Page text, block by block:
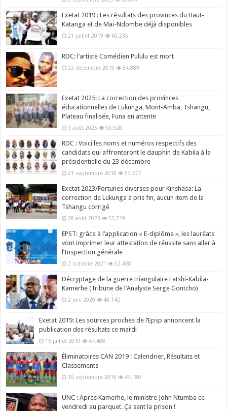
Exetat 2019 : Les résultats des provinces du Haut-
Katanga et de Mai-Ndombe déjà disponibles
21 juillet 2019 60,235
RDC: l’artiste Comédien Pululu est mort
23 décembre 2019 54,889
Exetat 2025: La correction des provinces
éducationnelles de Lukunga, Mont-Amba, Tshangu,
Plateau finalisée, Funa en attente
3 août 2025 53,928
RDC : Voici les noms et numéros respectifs des
candidats qui affronteront le dauphin de Kabila à la
présidentielle du 23 décembre
21 septembre 2018 53,577
Exetat 2023/Fortunes diverses pour Kinshasa: La
correction de Lukunga a pris fin, aucun item de la
Tshangu corrigé
28 août 2023 52,719
EPST: grâce à l’application « E-diplôme », les lauréats
vont imprimer leur attestation de réussite sans aller à
l’Inspection générale
2 octobre 2021 52,468
Décryptage de la guerre triangulaire Fatshi-Kabila-
Kamerhe (Tribune de l’Analyste Serge Gontcho)
2 juin 2020 48,142
Exetat 2019: Les sources proches de l’Epsp annoncent la
publication des résultats ce mardi
16 juillet 2019 47,488
Éliminatoires CAN 2019 : Calendrier, Résultats et
Classements
10 septembre 2018 47,180
UNC : Après Kamerhe, le ministre John Ntumba ce
vendredi au parquet. Ça sent la prison !